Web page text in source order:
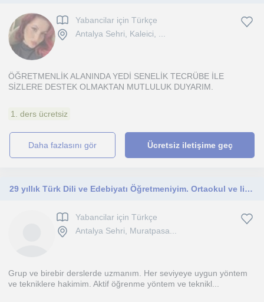
Yabancilar için Türkçe
Antalya Sehri, Kaleici, ...
ÖĞRETMENLİK ALANINDA YEDİ SENELİK TECRÜBE İLE
SİZLERE DESTEK OLMAKTAN MUTLULUK DUYARIM.
1. ders ücretsiz
daha fazlasını gör Ücretsiz iletişime geç
29 yıllık Türk Dili ve Edebiyatı Öğretmeniyim. Ortaokul ve liselerde ders verdim. Yabancılara ve otistik çocuklara ders verdim.
Yabancilar için Türkçe
Antalya Sehri, Muratpasa...
Grup ve birebir derslerde uzmanım. Her seviyeye uygun yöntem
ve tekniklere hakimim. Aktif öğrenme yöntem ve teknikl...